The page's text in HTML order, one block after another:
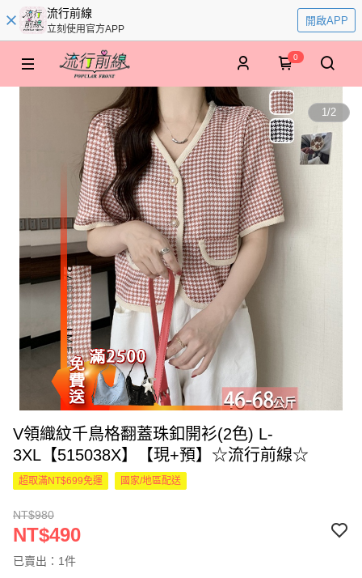
流行前線
立刻使用官方APP
開啟APP
0
1/2
V領織紋千鳥格翻蓋珠釦開衫(2色) L-
3XL【515038X】【現+預】☆流行前線☆
超取滿NT$699免運 國家/地區配送
NT$980
NT$490
已賣出：1件